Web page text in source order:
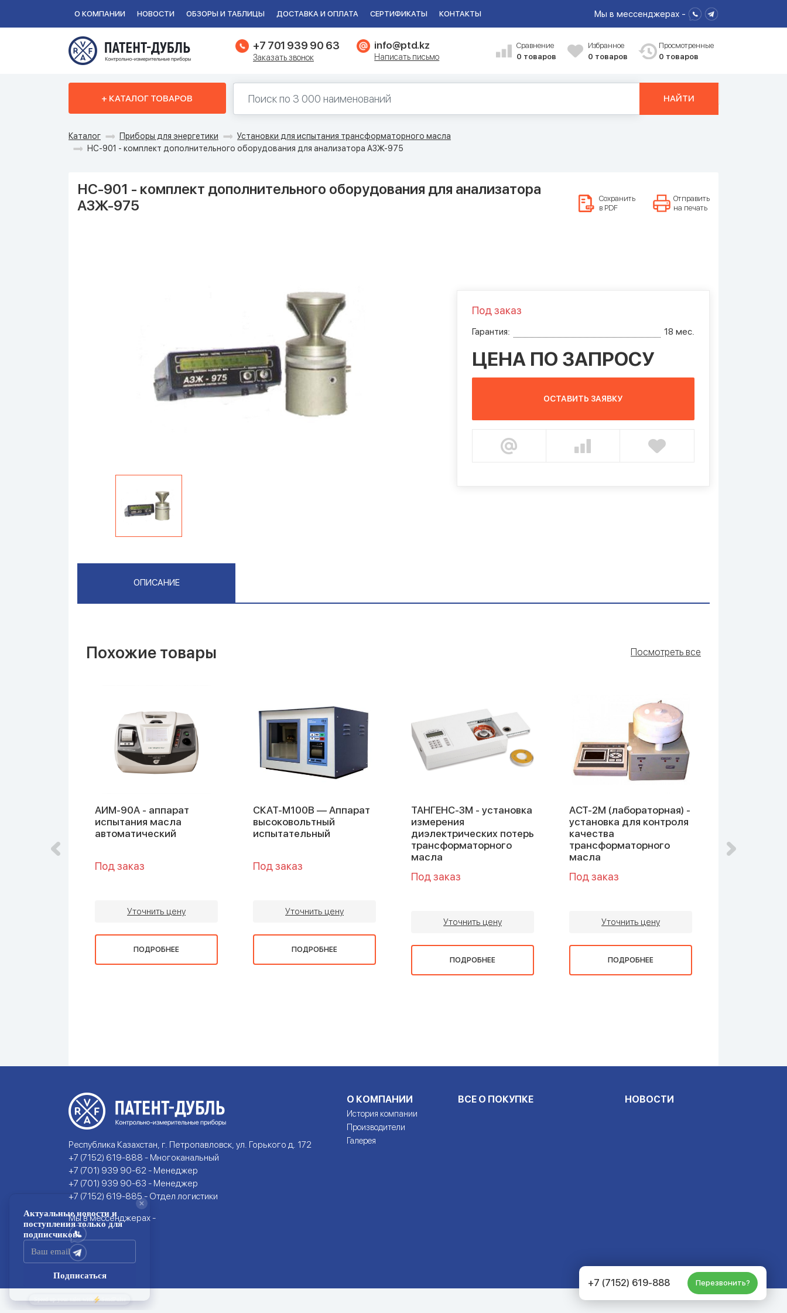
О КОМПАНИИ НОВОСТИ ОБЗОРЫ И ТАБЛИЦЫ ДОСТАВКА И ОПЛАТА СЕРТИФИКАТЫ КОНТАКТЫ Мы в мессенджерах -
+7 701 939 90 63
Заказать звонок
info@ptd.kz
Написать письмо
Сравнение
0 товаров
Избранное
0 товаров
Просмотренные
0 товаров
+ КАТАЛОГ ТОВАРОВ НАЙТИ
Каталог Приборы для энергетики
Установки для испытания трансформаторного масла
НС-901 - комплект дополнительного оборудования для анализатора АЗЖ-975
НС-901 - комплект дополнительного оборудования для анализатора
АЗЖ-975
Сохранить
в PDF
Отправить
на печать
Под заказ
Гарантия: 18 мес.
ЦЕНА ПО ЗАПРОСУ
ОСТАВИТЬ ЗАЯВКУ
ОПИСАНИЕ
Похожие товары Посмотреть все
АИМ-90А - аппарат
испытания масла
автоматический
Под заказ
Уточнить цену
ПОДРОБНЕЕ
СКАТ-М100В — Аппарат
высоковольтный
испытательный
Под заказ
Уточнить цену
ПОДРОБНЕЕ
ТАНГЕНС-3М - установка
измерения
диэлектрических потерь
трансформаторного
масла
Под заказ
Уточнить цену
ПОДРОБНЕЕ
АСТ-2М (лабораторная) -
установка для контроля
качества
трансформаторного
масла
Под заказ
Уточнить цену
ПОДРОБНЕЕ
Республика Казахстан, г. Петропавловск, ул. Горького д. 172
+7 (7152) 619-888 - Многоканальный
+7 (701) 939 90-62 - Менеджер
+7 (701) 939 90-63 - Менеджер
+7 (7152) 619-885 - Отдел логистики
Мы в мессенджерах -
О КОМПАНИИ
История компании
Производители
Галерея
ВСЕ О ПОКУПКЕ НОВОСТИ
+7 (7152) 619-888 Перезвонить?